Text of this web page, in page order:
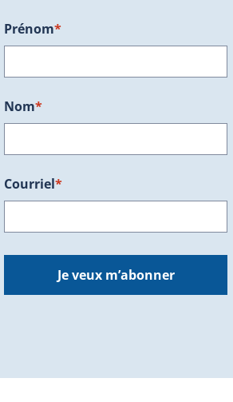
une nouvelle fenêtre.)
une nouvelle fenêtre.)
Prénom*
Nom*
Courriel*
Je veux m’abonner